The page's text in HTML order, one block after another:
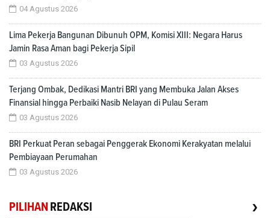
04 Agustus 2026
Lima Pekerja Bangunan Dibunuh OPM, Komisi XIII: Negara Harus
Jamin Rasa Aman bagi Pekerja Sipil
03 Agustus 2026
Terjang Ombak, Dedikasi Mantri BRI yang Membuka Jalan Akses
Finansial hingga Perbaiki Nasib Nelayan di Pulau Seram
03 Agustus 2026
BRI Perkuat Peran sebagai Penggerak Ekonomi Kerakyatan melalui
Pembiayaan Perumahan
03 Agustus 2026
PILIHAN REDAKSI ›